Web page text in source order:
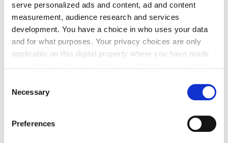
serve personalized ads and content, ad and content
measurement, audience research and services
development. You have a choice in who uses your data
and for what purposes. Your privacy choices are only
applicable on this digital property where you have made
the Privacy trigger icon.
Collect information about your geographical location
Selection
Necessary
Preferences
Mit freundlichen Grüßen
Ihre Redaktion handwerksblatt.de
Unsere Redaktion können Sie auch per E-Mail erreichen:
info@handwerksblatt.de
AB.